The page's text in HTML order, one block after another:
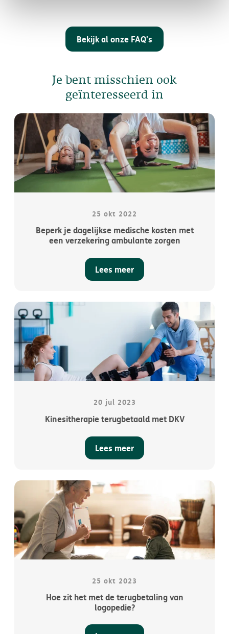
deelnemende apotheker
Bekijk al onze FAQ's
Je bent misschien ook
geïnteresseerd in
25 okt 2022
Beperk je dagelijkse medische kosten met
een verzekering ambulante zorgen
Lees meer
20 jul 2023
Kinesitherapie terugbetaald met DKV
Lees meer
25 okt 2023
Hoe zit het met de terugbetaling van
logopedie?